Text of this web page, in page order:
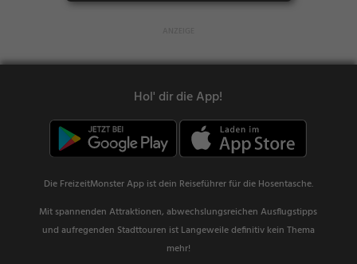
Hol' dir die App!
Die FreizeitMonster App ist dein Reiseführer für die Hosentasche.
Mit spannenden Attraktionen, abwechslungsreichen Ausflugstipps
und aufregenden Stadttouren ist Langeweile definitiv kein Thema
mehr!